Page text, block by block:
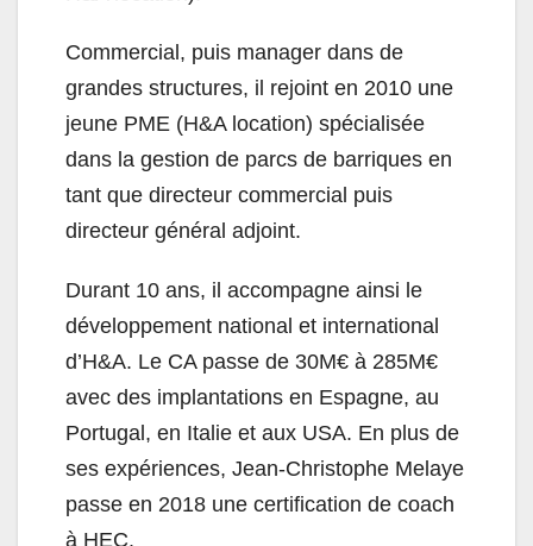
Commercial, puis manager dans de
grandes structures, il rejoint en 2010 une
jeune PME (H&A location) spécialisée
dans la gestion de parcs de barriques en
tant que directeur commercial puis
directeur général adjoint.
Durant 10 ans, il accompagne ainsi le
développement national et international
d’H&A. Le CA passe de 30M€ à 285M€
avec des implantations en Espagne, au
Portugal, en Italie et aux USA. En plus de
ses expériences, Jean-Christophe Melaye
passe en 2018 une certification de coach
à HEC.